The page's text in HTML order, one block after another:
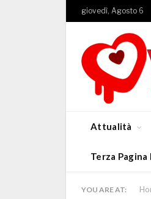
giovedì, Agosto 6
Attualità
Terza Pagina
YOU ARE AT: